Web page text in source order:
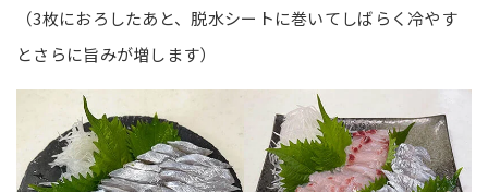
（3枚におろしたあと、脱水シートに巻いてしばらく冷やす
とさらに旨みが増します）